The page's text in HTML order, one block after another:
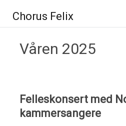
innhold
Chorus Felix
Våren 2025
Felleskonsert med
kammersangere